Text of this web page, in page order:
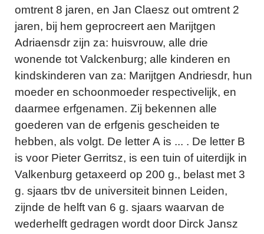
omtrent 8 jaren, en Jan Claesz out omtrent 2
jaren, bij hem geprocreert aen Marijtgen
Adriaensdr zijn za: huisvrouw, alle drie
wonende tot Valckenburg; alle kinderen en
kindskinderen van za: Marijtgen Andriesdr, hun
moeder en schoonmoeder respectivelijk, en
daarmee erfgenamen. Zij bekennen alle
goederen van de erfgenis gescheiden te
hebben, als volgt. De letter A is ... . De letter B
is voor Pieter Gerritsz, is een tuin of uiterdijk in
Valkenburg getaxeerd op 200 g., belast met 3
g. sjaars tbv de universiteit binnen Leiden,
zijnde de helft van 6 g. sjaars waarvan de
wederhelft gedragen wordt door Dirck Jansz